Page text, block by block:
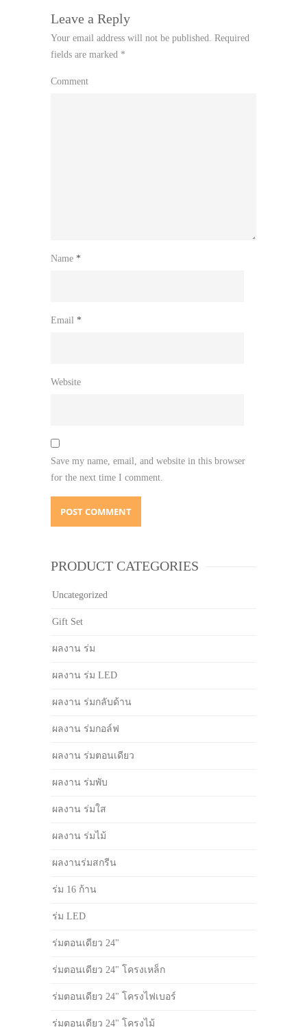
Leave a Reply
Your email address will not be published. Required
fields are marked *
Comment
Name *
Email *
Website
Save my name, email, and website in this browser
for the next time I comment.
PRODUCT CATEGORIES
Uncategorized
Gift Set
ผลงาน ร่ม
ผลงาน ร่ม LED
ผลงาน ร่มกลับด้าน
ผลงาน ร่มกอล์ฟ
ผลงาน ร่มตอนเดียว
ผลงาน ร่มพับ
ผลงาน ร่มใส
ผลงาน ร่มไม้
ผลงานร่มสกรีน
ร่ม 16 ก้าน
ร่ม LED
ร่มตอนเดียว 24"
ร่มตอนเดียว 24" โครงเหล็ก
ร่มตอนเดียว 24" โครงไฟเบอร์
ร่มตอนเดียว 24" โครงไม้